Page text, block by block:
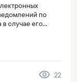
по
случае его
22